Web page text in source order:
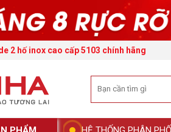
2 hố inox cao cấp 5103 chính hãng